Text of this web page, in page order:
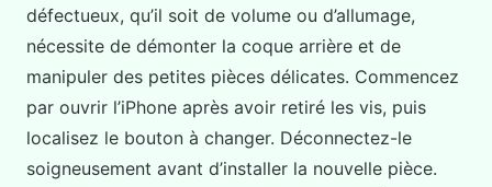
défectueux, qu’il soit de volume ou d’allumage,
nécessite de démonter la coque arrière et de
manipuler des petites pièces délicates. Commencez
par ouvrir l’iPhone après avoir retiré les vis, puis
localisez le bouton à changer. Déconnectez-le
soigneusement avant d’installer la nouvelle pièce.